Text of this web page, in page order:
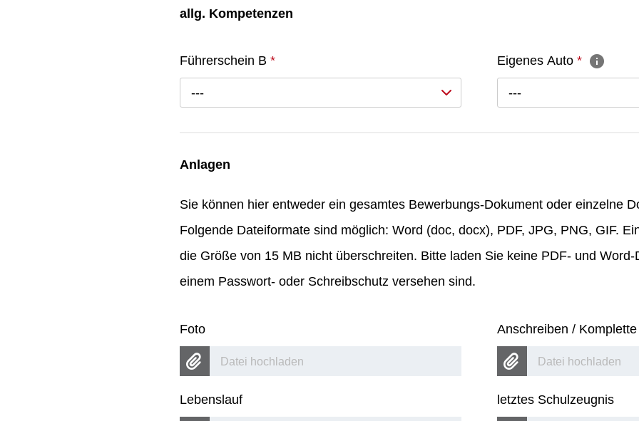
allg. Kompetenzen
Führerschein B *
---
Eigenes Auto*
---
Anlagen
Sie können hier entweder ein gesamtes Bewerbungs-Dokument oder einzelne
Folgende Dateiformate sind möglich: Word (doc, docx), PDF, JPG, PNG, GIF.
die Größe von 15 MB nicht überschreiten. Bitte laden Sie keine PDF- und
einem Passwort- oder Schreibschutz versehen sind.
Foto
Datei hochladen
Anschreiben /
Datei hochladen
Lebenslauf letztes Schulzeugnis